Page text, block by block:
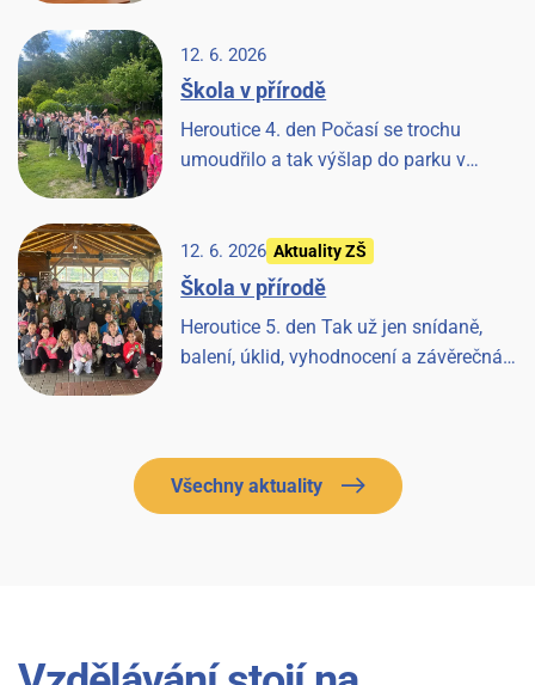
zkušeností.
12. 6. 2026
Škola v přírodě
Heroutice 4. den Počasí se trochu
umoudřilo a tak výšlap do parku v
večerní diskotékou.
12. 6. 2026 Aktuality ZŠ
Škola v přírodě
Heroutice 5. den Tak už jen snídaně,
balení, úklid, vyhodnocení a závěrečná
Všechny aktuality